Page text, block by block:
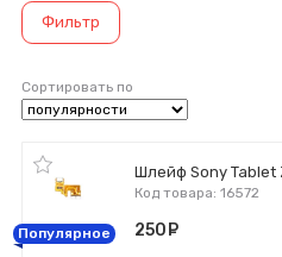
Фильтр
Сортировать по
Шлейф Sony Tablet
Код товара: 16572
Популярное 250